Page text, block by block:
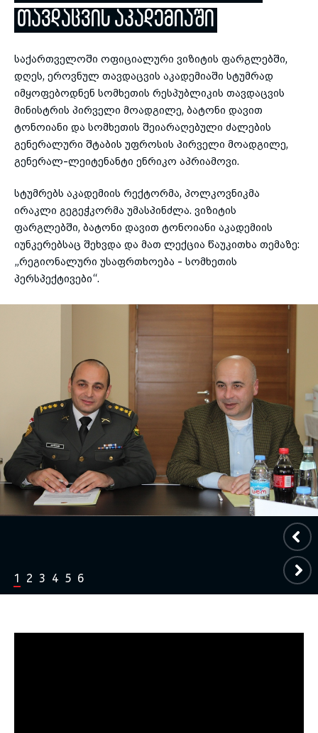
toggle submenu
ᲗᲐᲕᲓᲐᲪᲕᲘᲡ ᲐᲙᲐᲓᲔᲛᲘᲐᲨᲘ
საქართველოში ოფიციალური ვიზიტის ფარგლებში,
დღეს, ეროვნულ თავდაცვის აკადემიაში სტუმრად
იმყოფებოდნენ სომხეთის რესპუბლიკის თავდაცვის
მინისტრის პირველი მოადგილე, ბატონი დავით
ტონოიანი და სომხეთის შეიარაღებული ძალების
გენერალური შტაბის უფროსის პირველი მოადგილე,
გენერალ-ლეიტენანტი ენრიკო აპრიამოვი.
სტუმრებს აკადემიის რექტორმა, პოლკოვნიკმა
ირაკლი გეგეჭკორმა უმასპინძლა. ვიზიტის
ფარგლებში, ბატონი დავით ტონოიანი აკადემიის
იუნკერებსაც შეხვდა და მათ ლექცია წაუკითხა თემაზე:
„რეგიონალური უსაფრთხოება - სომხეთის
პერსპექტივები“.
1 2 3 4 5 6